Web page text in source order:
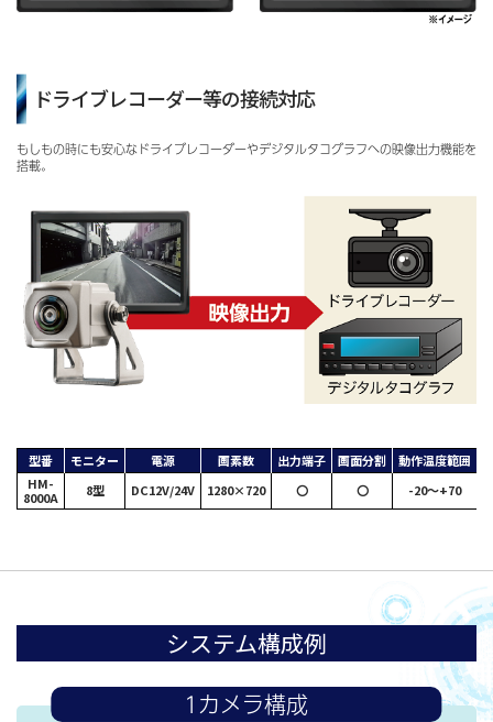
ドライブレコーダー等の接続対応
もしもの時にも安心なドライブレコーダーやデジタルタコグラフへの映像出力機能を
搭載。
型番 モニター 電源 画素数 出力端子 画面分割
動作温度範囲
HM-
8000A
8型 DC12V/24V 1280×720 〇 〇 -20～+70
システム構成例
1カメラ構成